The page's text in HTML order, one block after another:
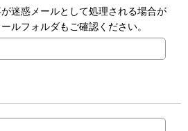
迷惑メールとして処理される場合が
ルフォルダもご確認ください。